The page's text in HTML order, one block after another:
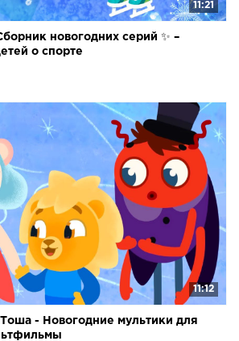
11:21
новогодних серий ✨ –
о спорте
11:12
- Новогодние мультики для